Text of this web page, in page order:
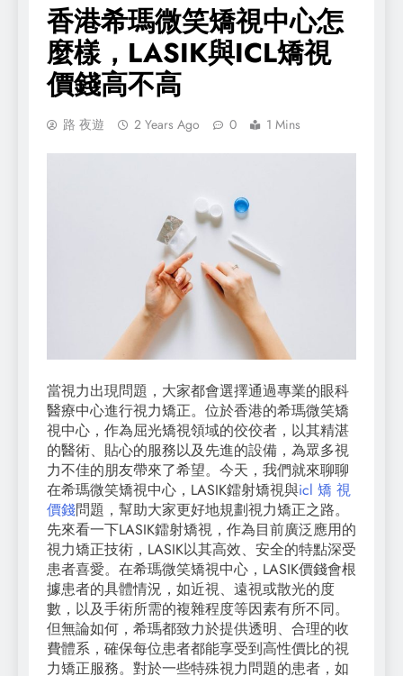
香港希瑪微笑矯視中心怎
麼樣，LASIK與ICL矯視
價錢高不高
路 夜遊 2 Years Ago 0 1 Mins
當視力出現問題，大家都會選擇通過專業的眼科
醫療中心進行視力矯正。位於香港的希瑪微笑矯
視中心，作為屈光矯視領域的佼佼者，以其精湛
的醫術、貼心的服務以及先進的設備，為眾多視
力不佳的朋友帶來了希望。今天，我們就來聊聊
在希瑪微笑矯視中心，LASIK鐳射矯視與icl 矯 視
價錢問題，幫助大家更好地規劃視力矯正之路。
先來看一下LASIK鐳射矯視，作為目前廣泛應用的
視力矯正技術，LASIK以其高效、安全的特點深受
患者喜愛。在希瑪微笑矯視中心，LASIK價錢會根
據患者的具體情況，如近視、遠視或散光的度
數，以及手術所需的複雜程度等因素有所不同。
但無論如何，希瑪都致力於提供透明、合理的收
費體系，確保每位患者都能享受到高性價比的視
力矯正服務。對於一些特殊視力問題的患者，如